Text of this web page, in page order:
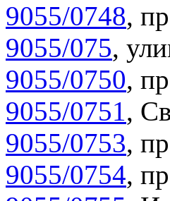
9055/0748,
9055/075,
9055/0750,
9055/0751,
9055/0753,
9055/0754,